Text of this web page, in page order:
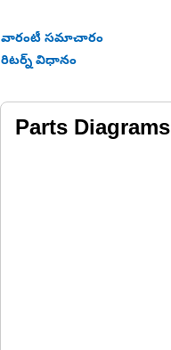
వారంటీ సమాచారం
రిటర్న్ విధానం
Parts Diagrams